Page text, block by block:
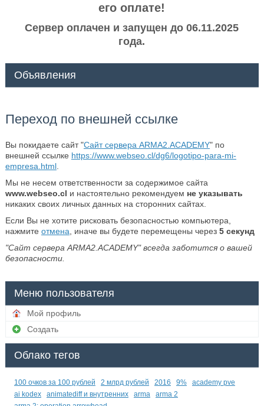
его оплате!
Сервер оплачен и запущен до 06.11.2025
года.
Объявления
Переход по внешней ссылке
Вы покидаете сайт "Сайт сервера ARMA2.ACADEMY" по
внешней ссылке https://www.webseo.cl/dg6/logotipo-para-mi-
empresa.html.
Мы не несем ответственности за содержимое сайта
www.webseo.cl и настоятельно рекомендуем не указывать
никаких своих личных данных на сторонних сайтах.
Если Вы не хотите рисковать безопасностью компьютера,
нажмите отмена , иначе вы будете перемещены через 5секунд
"Сайт сервера ARMA2.ACADEMY" всегда заботится о вашей
безопасности.
Меню пользователя
Мой профиль
Создать
Облако тегов
100 очков за 100 рублей 2 млрд рублей 2016 9%
academy pve
ai kodex
animatediff и внутренних arma
arma 2